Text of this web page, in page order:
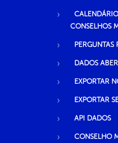
CONSELHOS
PERGUNTAS
DADOS
EXPORTAR
EXPORTAR
API DADOS
CONSELHO